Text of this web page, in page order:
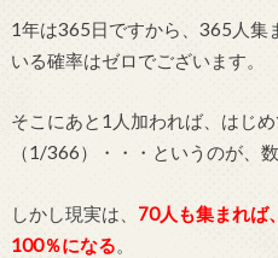
1年は365日ですから、365人集
いる確率はゼロでございます。
そこにあと1人加われば、はじ
（1/366）・・・というのが、
しかし現実は、 70人も集まれば
100％になる。